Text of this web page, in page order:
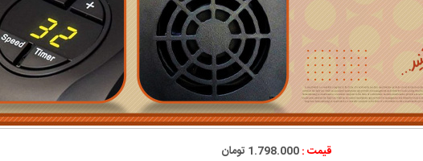
قیمت :1.798.000 تومان